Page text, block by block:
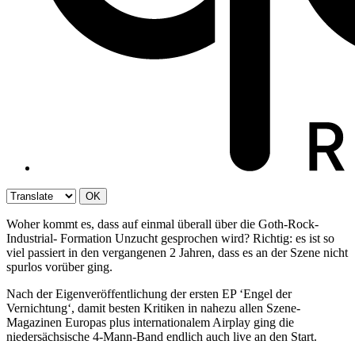
OK
Woher kommt es, dass auf einmal überall über die Goth-Rock-
Industrial- Formation Unzucht gesprochen wird? Richtig: es ist so
viel passiert in den vergangenen 2 Jahren, dass es an der Szene nicht
spurlos vorüber ging.
Nach der Eigenveröffentlichung der ersten EP ‘Engel der
Vernichtung‘, damit besten Kritiken in nahezu allen Szene-
Magazinen Europas plus internationalem Airplay ging die
niedersächsische 4-Mann-Band endlich auch live an den Start.